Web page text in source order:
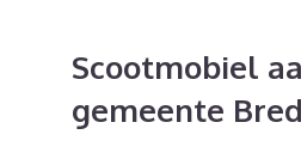
Scootmobiel
gemeente